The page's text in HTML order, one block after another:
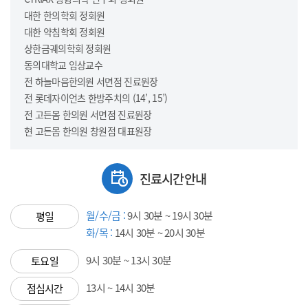
대한 한의학회 정회원
대한 약침학회 정회원
상한금궤의학회 정회원
동의대학교 임상교수
전 하늘마음한의원 서면점 진료원장
전 롯데자이언츠 한방주치의 (14’, 15’)
전 고든몸 한의원 서면점 진료원장
현 고든몸 한의원 창원점 대표원장
진료시간안내
평일 월/수/금 :9시 30분 ~ 19시 30분
화/목 : 14시 30분 ~ 20시 30분
토요일
9시 30분 ~ 13시 30분
점심시간
13시 ~ 14시 30분